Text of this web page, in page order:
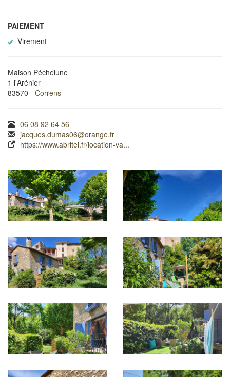
PAIEMENT
Virement
Maison Péchelune
1 l'Arénier
83570 - Correns
06 08 92 64 56
jacques.dumas06@orange.fr
https://www.abritel.fr/location-va...